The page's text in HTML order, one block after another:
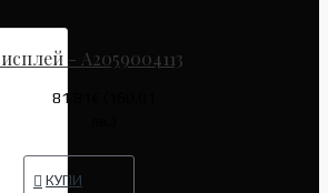
- A2059004113
81.81€ (160.01
КУПИ